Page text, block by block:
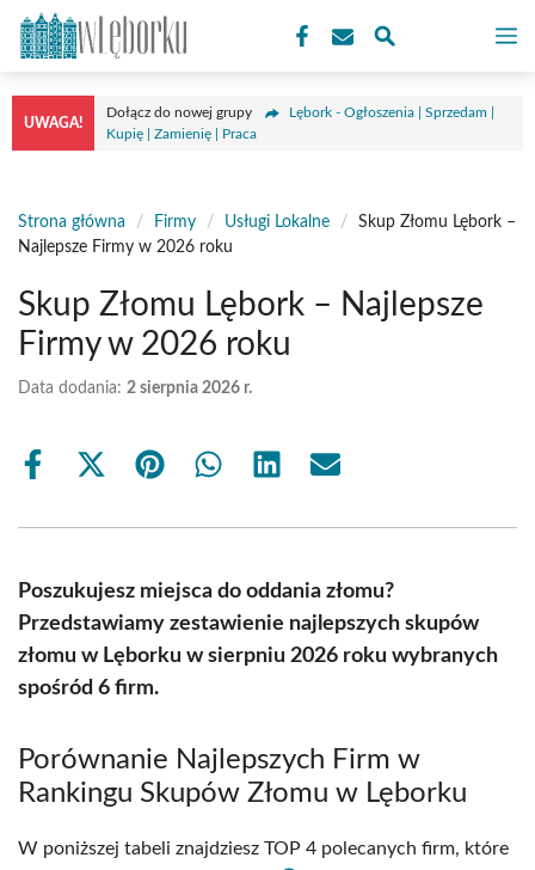
Przejdź
treści
UWAGA!
Dołącz do nowej grupy
Lębork - Ogłoszenia | Sprzedam |
Kupię | Zamienię | Praca
Strona główna / Firmy / Usługi Lokalne /
Skup Złomu Lębork –
Najlepsze Firmy w 2026 roku
Skup Złomu Lębork – Najlepsze
Firmy w 2026 roku
Data dodania: 2 sierpnia 2026 r.
Share
Share
(Twitter)
Share Share Share Share
Poszukujesz miejsca do oddania złomu?
Przedstawiamy zestawienie najlepszych skupów
złomu w Lęborku w sierpniu 2026 roku wybranych
spośród 6 firm.
Porównanie Najlepszych Firm w
Rankingu Skupów Złomu w Lęborku
W poniższej tabeli znajdziesz TOP 4 polecanych firm, które